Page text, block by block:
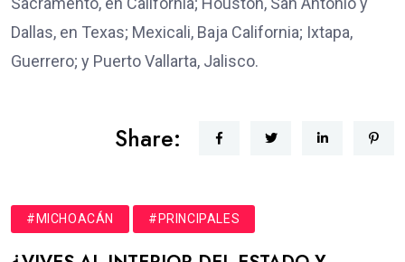
Dallas, en Texas; Mexicali, Baja California; Ixtapa,
Guerrero; y Puerto Vallarta, Jalisco.
Share:
#MICHOACÁN #PRINCIPALES